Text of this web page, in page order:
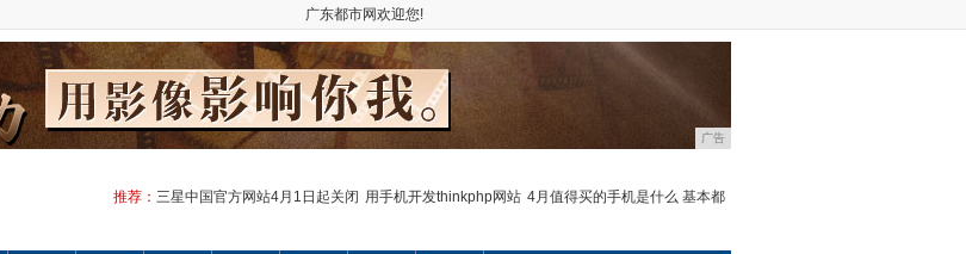
广东都市网欢迎您!
广告
推荐： 三星中国官方网站4月1日起关闭 用手机开发thinkphp网站 4月值得买的手机是什么 基本都